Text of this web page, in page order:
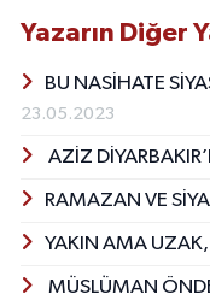
Yazarın Diğer
BU NASİHATE
23.05.2023
AZİZ
RAMAZAN VE
YAKIN AMA
MÜSLÜMAN